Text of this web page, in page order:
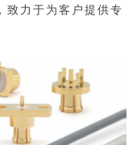
致力于为客户提供专